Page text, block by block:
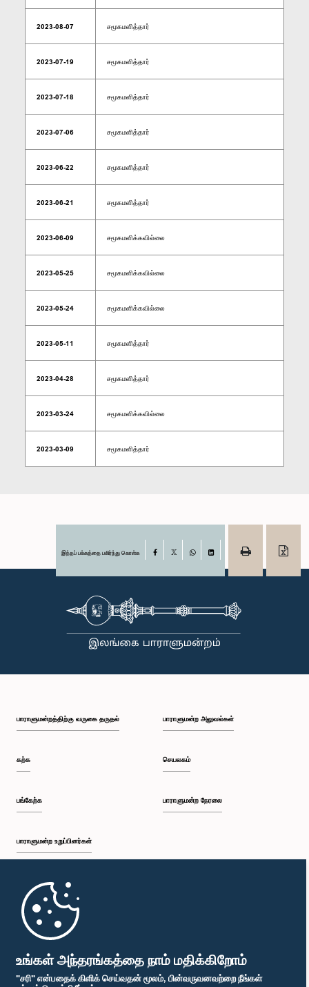
உங்கள் அந்தரங்கத்தை நாம் மதிக்கிறோம்
"சரி" என்பதைக் கிளிக் செய்வதன் மூலம், பின்வருவனவற்றை நீங்கள்
2023-08-07 சமூகமளித்தார்
2023-07-19 சமூகமளித்தார்
2023-07-18 சமூகமளித்தார்
2023-07-06 சமூகமளித்தார்
2023-06-22 சமூகமளித்தார்
2023-06-21 சமூகமளித்தார்
2023-06-09 சமூகமளிக்கவில்லை
2023-05-25 சமூகமளிக்கவில்லை
2023-05-24 சமூகமளிக்கவில்லை
2023-05-11 சமூகமளித்தார்
2023-04-28 சமூகமளித்தார்
2023-03-24 சமூகமளிக்கவில்லை
2023-03-09 சமூகமளித்தார்
இந்தப் பக்கத்தை பகிர்ந்து கொள்க Facebook
பாராளுமன்றத்திற்கு வருகை தருதல்
கற்க
பங்கேற்க
பாராளுமன்ற உறுப்பினர்கள்
முதற்பக்கம்
பாராளுமன்ற அலுவல்கள்
செயலகம்
பாராளுமன்ற நேரலை
பாராளுமன்ற கையடக்க செயலி